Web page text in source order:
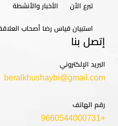
تبرع الأن الأخبار والأنشطة
استبيان قياس رضا أصحاب العلاقة
إتصل بنا
البريد الإلكتروني
beralkhushaybi@gmail.com
رقم الهاتف